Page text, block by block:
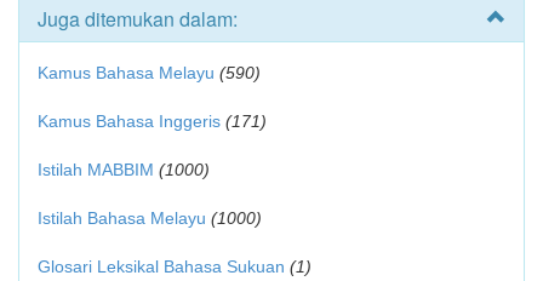
Juga ditemukan dalam:
Kamus Bahasa Melayu (590)
Kamus Bahasa Inggeris (171)
Istilah MABBIM (1000)
Istilah Bahasa Melayu (1000)
Glosari Leksikal Bahasa Sukuan (1)